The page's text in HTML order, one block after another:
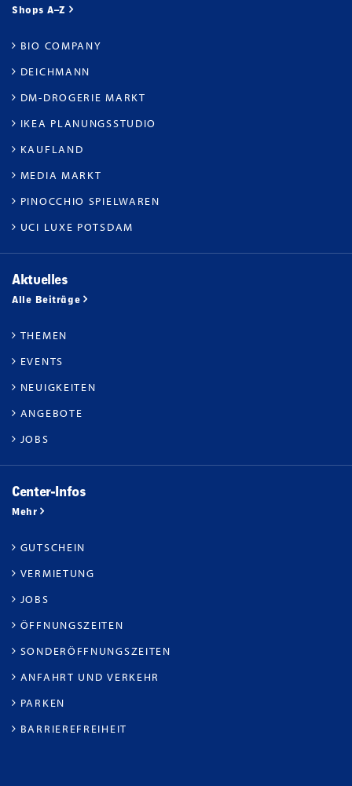
Shops A–Z
BIO COMPANY
DEICHMANN
DM-DROGERIE MARKT
IKEA PLANUNGSSTUDIO
KAUFLAND
MEDIA MARKT
PINOCCHIO SPIELWAREN
UCI LUXE POTSDAM
Aktuelles
Alle Beiträge
THEMEN
EVENTS
NEUIGKEITEN
ANGEBOTE
JOBS
Center-Infos
Mehr
GUTSCHEIN
VERMIETUNG
JOBS
ÖFFNUNGSZEITEN
SONDERÖFFNUNGSZEITEN
ANFAHRT UND VERKEHR
PARKEN
BARRIEREFREIHEIT